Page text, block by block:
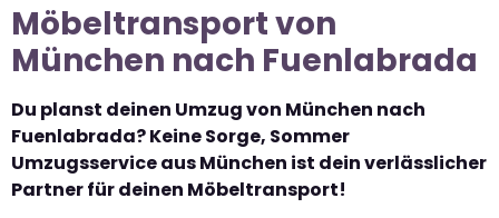
Möbeltransport von
München nach Fuenlabrada
Du planst deinen Umzug von München nach
Fuenlabrada? Keine Sorge, Sommer
Umzugsservice aus München ist dein verlässlicher
Partner für deinen Möbeltransport!